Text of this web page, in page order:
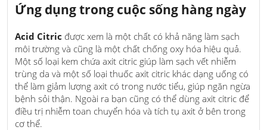
Ứng dụng trong cuộc sống hàng ngày
Acid Citric được xem là một chất có khả năng làm sạch
môi trường và cũng là một chất chống oxy hóa hiệu quả.
Một số loại kem chứa axit citric giúp làm sạch vết nhiễm
trùng da và một số loại thuốc axit citric khác dạng uống có
thể làm giảm lượng axit có trong nước tiểu, giúp ngăn ngừa
bệnh sỏi thận. Ngoài ra bạn cũng có thể dùng axit citric để
điều trị nhiễm toan chuyển hóa và tích tụ axit ở bên trong
cơ thể.